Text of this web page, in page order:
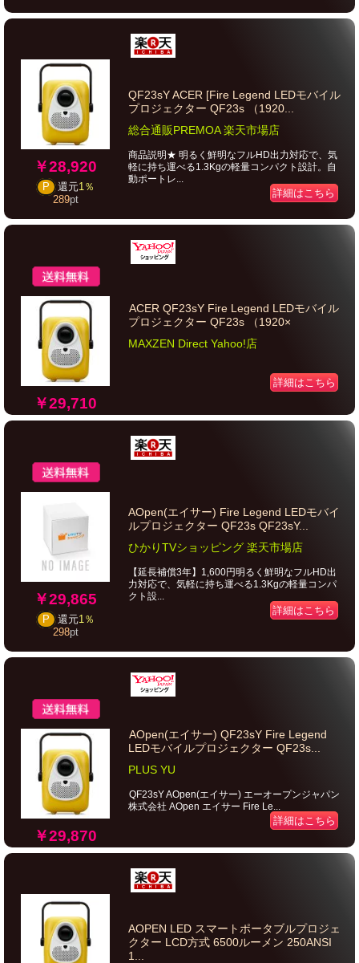
￥28,920
P 還元1％
289pt
QF23sY ACER [Fire Legend LEDモバイル
プロジェクター QF23s （1920...
総合通販PREMOA 楽天市場店
商品説明★ 明るく鮮明なフルHD出力対応で、気
軽に持ち運べる1.3Kgの軽量コンパクト設計。自
動ポートレ...
詳細はこちら
￥29,710
ACER QF23sY Fire Legend LEDモバイル
プロジェクター QF23s （1920×
MAXZEN Direct Yahoo!店
詳細はこちら
￥29,865
P 還元1％
298pt
AOpen(エイサー) Fire Legend LEDモバイ
ルプロジェクター QF23s QF23sY...
ひかりTVショッピング 楽天市場店
【延長補償3年】1,600円明るく鮮明なフルHD出
力対応で、気軽に持ち運べる1.3Kgの軽量コンパ
クト設...
詳細はこちら
￥29,870
AOpen(エイサー) QF23sY Fire Legend
LEDモバイルプロジェクター QF23s...
PLUS YU
QF23sY AOpen(エイサー) エーオープンジャパン
株式会社 AOpen エイサー Fire Le...
詳細はこちら
AOPEN LED スマートポータブルプロジェ
クター LCD方式 6500ルーメン 250ANSI
1...